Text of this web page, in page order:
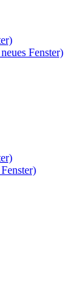
Fenster)